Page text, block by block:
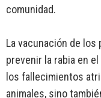
comunidad.
La vacunación de
prevenir la rabia en
los fallecimientos
animales, sino